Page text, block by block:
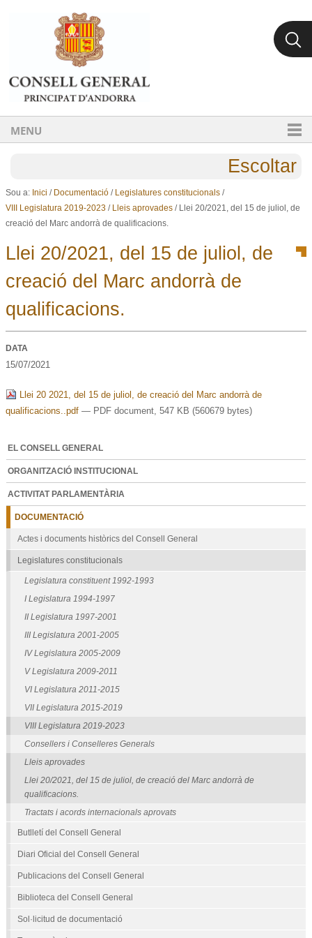
Ves al contingut.
Salta a la navegació
MENU
Escoltar
Sou a: Inici / Documentació / Legislatures constitucionals /
VIII Legislatura 2019-2023 / Lleis aprovades / Llei 20/2021, del 15 de juliol, de
creació del Marc andorrà de qualificacions.
Llei 20/2021, del 15 de juliol, de
creació del Marc andorrà de
qualificacions.
DATA
15/07/2021
Llei 20 2021, del 15 de juliol, de creació del Marc andorrà de
qualificacions..pdf— PDF document, 547 KB (560679 bytes)
EL CONSELL GENERAL
ORGANITZACIÓ INSTITUCIONAL
ACTIVITAT PARLAMENTÀRIA
DOCUMENTACIÓ
Actes i documents històrics del Consell General
Legislatures constitucionals
Legislatura constituent 1992-1993
I Legislatura 1994-1997
II Legislatura 1997-2001
III Legislatura 2001-2005
IV Legislatura 2005-2009
V Legislatura 2009-2011
VI Legislatura 2011-2015
VII Legislatura 2015-2019
VIII Legislatura 2019-2023
Consellers i Conselleres Generals
Lleis aprovades
Llei 20/2021, del 15 de juliol, de creació del Marc andorrà de
qualificacions.
Tractats i acords internacionals aprovats
Butlletí del Consell General
Diari Oficial del Consell General
Publicacions del Consell General
Biblioteca del Consell General
Sol·licitud de documentació